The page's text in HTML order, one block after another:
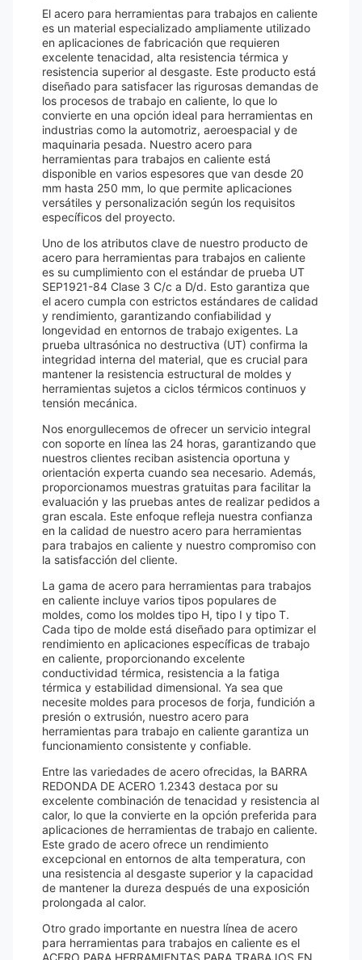
El acero para herramientas para trabajos en caliente
es un material especializado ampliamente utilizado
en aplicaciones de fabricación que requieren
excelente tenacidad, alta resistencia térmica y
resistencia superior al desgaste. Este producto está
diseñado para satisfacer las rigurosas demandas de
los procesos de trabajo en caliente, lo que lo
convierte en una opción ideal para herramientas en
industrias como la automotriz, aeroespacial y de
maquinaria pesada. Nuestro acero para
herramientas para trabajos en caliente está
disponible en varios espesores que van desde 20
mm hasta 250 mm, lo que permite aplicaciones
versátiles y personalización según los requisitos
específicos del proyecto.
Uno de los atributos clave de nuestro producto de
acero para herramientas para trabajos en caliente
es su cumplimiento con el estándar de prueba UT
SEP1921-84 Clase 3 C/c a D/d. Esto garantiza que
el acero cumpla con estrictos estándares de calidad
y rendimiento, garantizando confiabilidad y
longevidad en entornos de trabajo exigentes. La
prueba ultrasónica no destructiva (UT) confirma la
integridad interna del material, que es crucial para
mantener la resistencia estructural de moldes y
herramientas sujetos a ciclos térmicos continuos y
tensión mecánica.
Nos enorgullecemos de ofrecer un servicio integral
con soporte en línea las 24 horas, garantizando que
nuestros clientes reciban asistencia oportuna y
orientación experta cuando sea necesario. Además,
proporcionamos muestras gratuitas para facilitar la
evaluación y las pruebas antes de realizar pedidos a
gran escala. Este enfoque refleja nuestra confianza
en la calidad de nuestro acero para herramientas
para trabajos en caliente y nuestro compromiso con
la satisfacción del cliente.
La gama de acero para herramientas para trabajos
en caliente incluye varios tipos populares de
moldes, como los moldes tipo H, tipo I y tipo T.
Cada tipo de molde está diseñado para optimizar el
rendimiento en aplicaciones específicas de trabajo
en caliente, proporcionando excelente
conductividad térmica, resistencia a la fatiga
térmica y estabilidad dimensional. Ya sea que
necesite moldes para procesos de forja, fundición a
presión o extrusión, nuestro acero para
herramientas para trabajo en caliente garantiza un
funcionamiento consistente y confiable.
Entre las variedades de acero ofrecidas, la BARRA
REDONDA DE ACERO 1.2343 destaca por su
excelente combinación de tenacidad y resistencia al
calor, lo que la convierte en la opción preferida para
aplicaciones de herramientas de trabajo en caliente.
Este grado de acero ofrece un rendimiento
excepcional en entornos de alta temperatura, con
una resistencia al desgaste superior y la capacidad
de mantener la dureza después de una exposición
prolongada al calor.
Otro grado importante en nuestra línea de acero
para herramientas para trabajos en caliente es el
ACERO PARA HERRAMIENTAS PARA TRABAJOS EN